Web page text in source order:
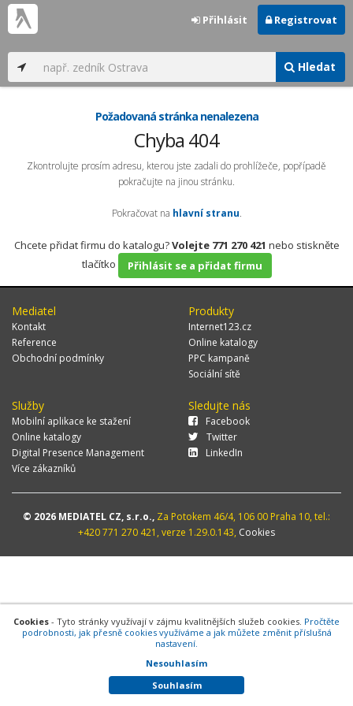
Hledat
Přihlásit Registrovat
Požadovaná stránka nenalezena
Chyba 404
Zkontrolujte prosím adresu, kterou jste zadali do prohlížeče, popřípadě
pokračujte na jinou stránku.
Pokračovat na hlavní stranu.
Chcete přidat firmu do katalogu?Volejte 771 270 421 nebo stiskněte
tlačítko
Přihlásit se a přidat firmu
Mediatel
Kontakt
Reference
Obchodní podmínky
Produkty
Internet123.cz
Online katalogy
PPC kampaně
Sociální sítě
Služby
Mobilní aplikace ke stažení
Online katalogy
Digital Presence Management
Více zákazníků
Sledujte nás
Facebook
Twitter
LinkedIn
© 2026 MEDIATEL CZ, s.r.o., Za Potokem 46/4, 106 00 Praha 10, tel.:
+420 771 270 421, verze 1.29.0.143, Cookies
Cookies - Tyto stránky využívají v zájmu kvalitnějších služeb cookies. Pročtěte
podrobnosti, jak přesně cookies využíváme a jak můžete změnit příslušná
nastavení.
Nesouhlasím
Souhlasím